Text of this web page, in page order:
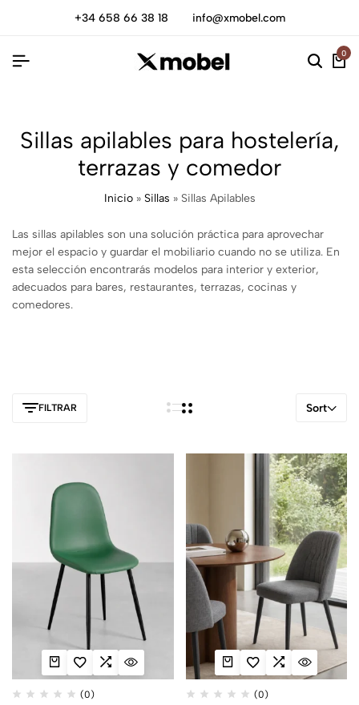
+34 658 66 38 18 info@xmobel.com
0
Sillas apilables para hostelería,
terrazas y comedor
Inicio» Sillas » Sillas Apilables
Las sillas apilables son una solución práctica para aprovechar
mejor el espacio y guardar el mobiliario cuando no se utiliza. En
esta selección encontrarás modelos para interior y exterior,
adecuados para bares, restaurantes, terrazas, cocinas y
comedores.
FILTRAR Sort
(0) (0)